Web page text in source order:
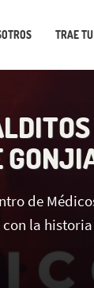
TRAE
de
la